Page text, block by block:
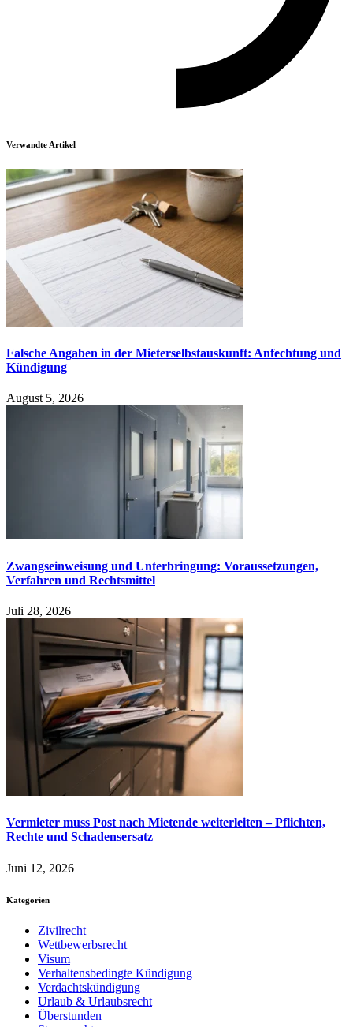
Verwandte Artikel
Falsche Angaben in der Mieterselbstauskunft: Anfechtung und
Kündigung
August 5, 2026
Zwangseinweisung und Unterbringung: Voraussetzungen,
Verfahren und Rechtsmittel
Juli 28, 2026
Vermieter muss Post nach Mietende weiterleiten – Pflichten,
Rechte und Schadensersatz
Juni 12, 2026
Kategorien
Zivilrecht
Wettbewerbsrecht
Visum
Verhaltensbedingte Kündigung
Verdachtskündigung
Urlaub & Urlaubsrecht
Überstunden